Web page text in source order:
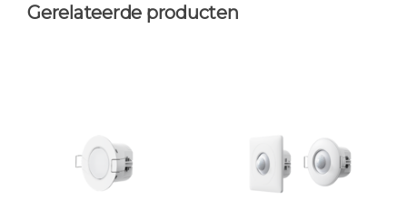
Gerelateerde producten